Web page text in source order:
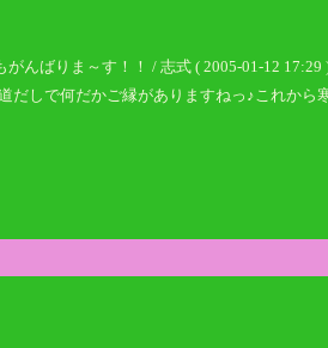
んばりま～す！！ / 志式 ( 2005-01-12 17:29
だしで何だかご縁がありますねっ♪これから